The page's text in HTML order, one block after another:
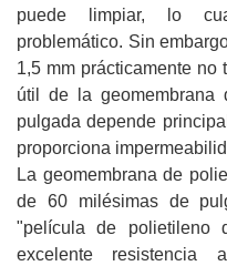
puede limpiar, lo
problemático. Sin
1,5 mm prácticamente no
útil de la
pulgada depende
proporciona
La geomembrana de
de 60 milésimas de
"película de polietileno
excelente resistencia